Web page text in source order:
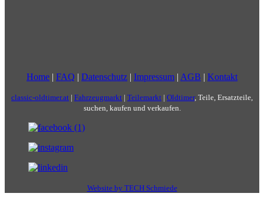
Home | FAQ | Datenschutz | Impressum | AGB | Kontakt
classic-oldtimer.at | Fahrzeugmarkt | Teilemarkt | Oldtimer, Teile, Ersatzteile,
suchen, kaufen und verkaufen.
Website by TECH Schmiede